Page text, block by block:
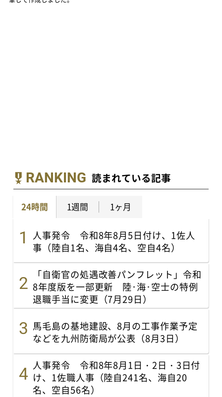
RANKING 読まれている記事
24時間 1週間 1ヶ月
人事発令 令和8年8月5日付け、1佐人
事（陸自1名、海自4名、空自4名）
「自衛官の処遇改善パンフレット」令和
8年度版を一部更新 陸･海･空士の特例
退職手当に変更（7月29日）
馬毛島の基地建設、8月の工事作業予定
などを九州防衛局が公表（8月3日）
人事発令 令和8年8月1日・2日・3日付
け、1佐職人事（陸自241名、海自20
名、空自56名）